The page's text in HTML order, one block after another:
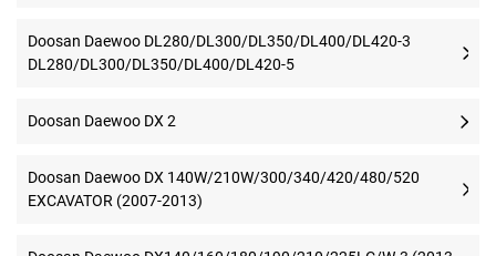
Doosan Daewoo DL280/DL300/DL350/DL400/DL420-3
DL280/DL300/DL350/DL400/DL420-5
Doosan Daewoo DX 2
Doosan Daewoo DX 140W/210W/300/340/420/480/520
EXCAVATOR (2007-2013)